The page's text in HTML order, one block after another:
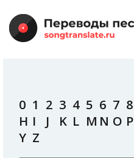
0 1 2 3 4 5 6 7 8
H I J K L M N O P
Y Z